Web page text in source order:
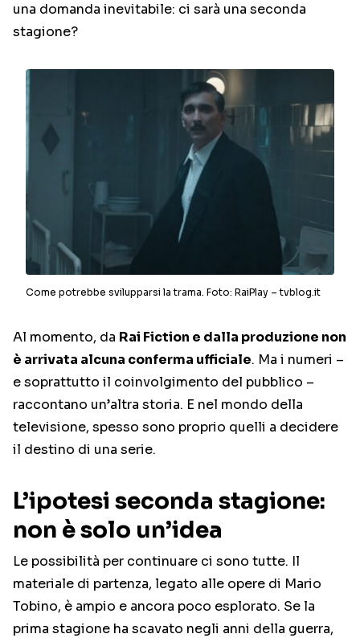
una domanda inevitabile: ci sarà una seconda
stagione?
Come potrebbe svilupparsi la trama. Foto: RaiPlay – tvblog.it
Al momento, da Rai Fiction e dalla produzione non
è arrivata alcuna conferma ufficiale. Ma i numeri –
e soprattutto il coinvolgimento del pubblico –
raccontano un’altra storia. E nel mondo della
televisione, spesso sono proprio quelli a decidere
il destino di una serie.
L’ipotesi seconda stagione:
non è solo un’idea
Le possibilità per continuare ci sono tutte. Il
materiale di partenza, legato alle opere di Mario
Tobino, è ampio e ancora poco esplorato. Se la
prima stagione ha scavato negli anni della guerra,